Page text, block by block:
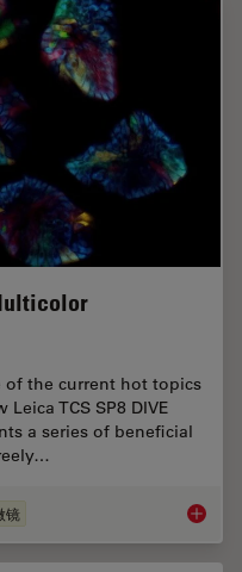
the current hot topics
TCS SP8 DIVE
a series of beneficial
镜 Laser